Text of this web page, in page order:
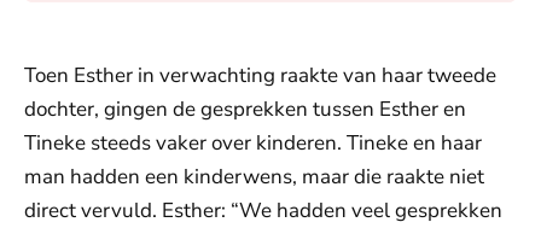
Toen Esther in verwachting raakte van haar tweede
dochter, gingen de gesprekken tussen Esther en
Tineke steeds vaker over kinderen. Tineke en haar
man hadden een kinderwens, maar die raakte niet
direct vervuld. Esther: “We hadden veel gesprekken